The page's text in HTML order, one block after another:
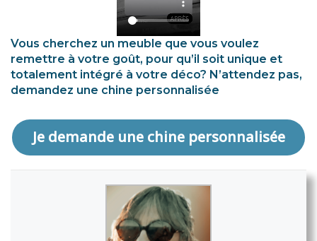
Vous cherchez un meuble que vous voulez
remettre à votre goût, pour qu’il soit unique et
totalement intégré à votre déco? N’attendez pas,
demandez une chine personnalisée
Je demande une chine personnalisée